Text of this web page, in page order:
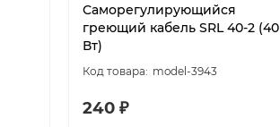
Саморегулирующийся
греющий кабель SRL 40-2 (40
Вт)
model-3943
240 ₽